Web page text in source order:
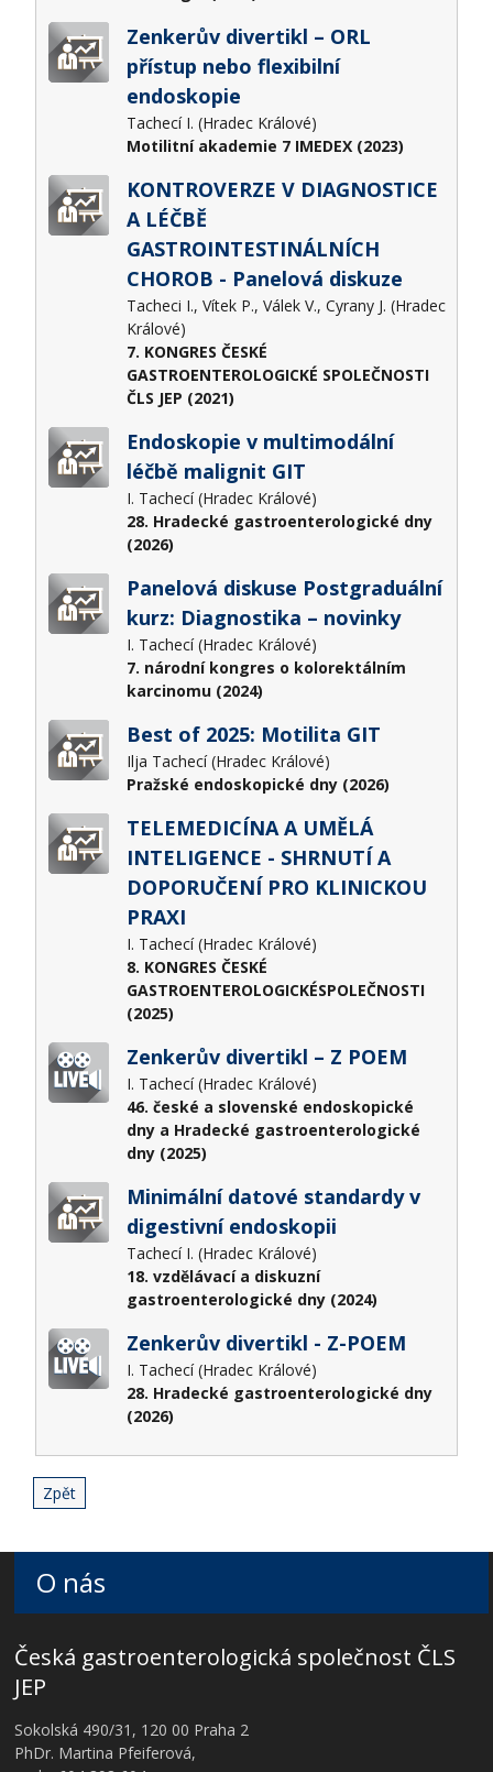
Zenkerův divertikl – ORL
přístup nebo flexibilní
endoskopie
Tachecí I. (Hradec Králové)
Motilitní akademie 7 IMEDEX (2023)
KONTROVERZE V DIAGNOSTICE
A LÉČBĚ
GASTROINTESTINÁLNÍCH
CHOROB - Panelová diskuze
Tacheci I., Vítek P., Válek V., Cyrany J. (Hradec
Králové)
7. KONGRES ČESKÉ
GASTROENTEROLOGICKÉ SPOLEČNOSTI
ČLS JEP (2021)
Endoskopie v multimodální
léčbě malignit GIT
I. Tachecí (Hradec Králové)
28. Hradecké gastroenterologické dny
(2026)
Panelová diskuse Postgraduální
kurz: Diagnostika – novinky
I. Tachecí (Hradec Králové)
7. národní kongres o kolorektálním
karcinomu (2024)
Best of 2025: Motilita GIT
Ilja Tachecí (Hradec Králové)
Pražské endoskopické dny (2026)
TELEMEDICÍNA A UMĚLÁ
INTELIGENCE - SHRNUTÍ A
DOPORUČENÍ PRO KLINICKOU
PRAXI
I. Tachecí (Hradec Králové)
8. KONGRES ČESKÉ
GASTROENTEROLOGICKÉSPOLEČNOSTI
(2025)
Zenkerův divertikl – Z POEM
I. Tachecí (Hradec Králové)
46. české a slovenské endoskopické
dny a Hradecké gastroenterologické
dny (2025)
Minimální datové standardy v
digestivní endoskopii
Tachecí I. (Hradec Králové)
18. vzdělávací a diskuzní
gastroenterologické dny (2024)
Zenkerův divertikl - Z-POEM
I. Tachecí (Hradec Králové)
28. Hradecké gastroenterologické dny
(2026)
Zpět
O nás
Česká gastroenterologická společnost ČLS
JEP
Sokolská 490/31, 120 00 Praha 2
PhDr. Martina Pfeiferová,